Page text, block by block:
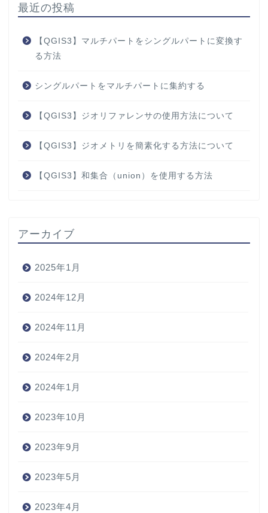
最近の投稿
【QGIS3】マルチパートをシングルパートに変換す
る方法
シングルパートをマルチパートに集約する
【QGIS3】ジオリファレンサの使用方法について
【QGIS3】ジオメトリを簡素化する方法について
【QGIS3】和集合（union）を使用する方法
アーカイブ
2025年1月
2024年12月
2024年11月
2024年2月
2024年1月
2023年10月
2023年9月
2023年5月
2023年4月